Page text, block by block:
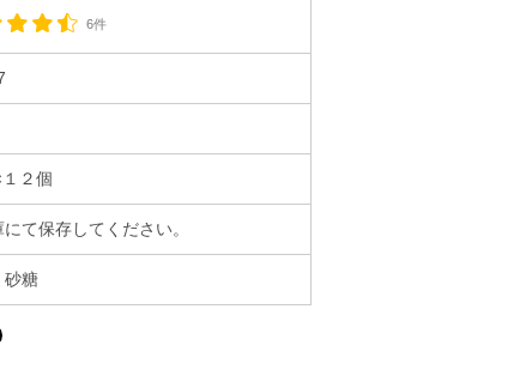
6件
２個
て保存してください。
砂糖